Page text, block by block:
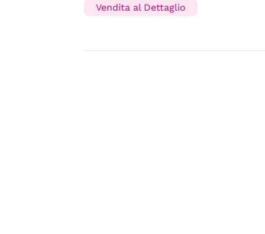
Vendita al Dettaglio